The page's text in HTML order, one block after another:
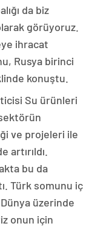
da biz
görüyoruz.
ihracat
Rusya birinci
konuştu.
Su ürünleri
ve projeleri ile
bu da
Türk somunu iç
üzerinde
onun için